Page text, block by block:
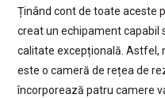
Ținând cont de toate aceste
creat un echipament capabil
calitate excepțională. Astfel,
este o cameră de rețea de
încorporează patru camere